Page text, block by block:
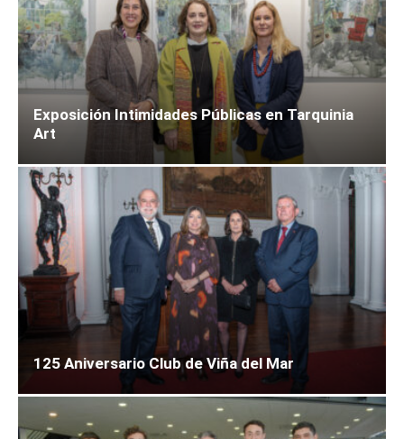
Exposición Intimidades Públicas en Tarquinia
Art
125 Aniversario Club de Viña del Mar